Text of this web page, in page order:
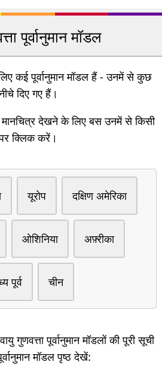
पूर्वानुमान मॉडल
कई पूर्वानुमान मॉडल हैं - उनमें से कुछ
दिए गए हैं।
मानचित्र देखने के लिए बस उनमें से किसी
क्लिक करें।
यूरोप दक्षिण अमेरिका
ओशिनिया अफ़्रीका
पूर्व चीन
गुणवत्ता पूर्वानुमान मॉडलों की पूरी सूची
मॉडल पृष्ठ देखें: